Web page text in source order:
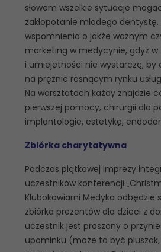
słowem wszelkie sytuacje
zakłopotanie młodego
wspomnienia o jakże ważnym
marketing w medycynie, gdyż w
i umiejętności nie wystarczą, by
na prężnie rosnącym rynku
Na warsztatach każdy znajdzie
pierwszej pomocy, chirurgii dla
implantologie, estetykę,
Zbiórka charytatywna
Podczas piątkowej imprezy
uczestników konferencji
Klubokawiarni Medyka odbędzie
zbiórka prezentów dla dzieci z
uczestnik jest proszony o
upominku (może to być pluszak,